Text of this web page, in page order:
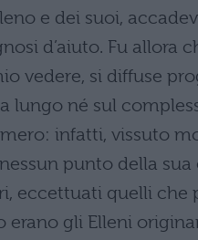
e dei suoi,
d’aiuto. Fu allora
vedere, si diffuse
lungo né sul
infatti, vissuto
punto della
eccettuati quelli che
erano gli Elleni